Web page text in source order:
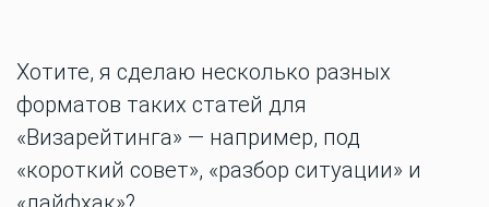
Хотите, я сделаю несколько разных
форматов таких статей для
«Визарейтинга» — например, под
«короткий совет», «разбор ситуации» и